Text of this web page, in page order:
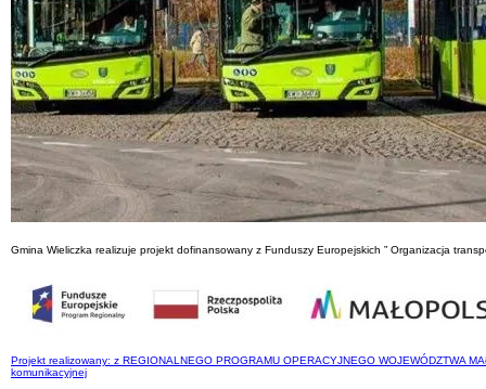
Gmina Wieliczka realizuje projekt dofinansowany z Funduszy Europejskich ” Organizacja
Projekt realizowany: z REGIONALNEGO PROGRAMU OPERACYJNEGO WOJEWÓDZTWA
komunikacyjnej